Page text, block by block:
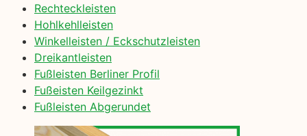
Rechteckleisten
Hohlkehlleisten
Winkelleisten / Eckschutzleisten
Dreikantleisten
Fußleisten Berliner Profil
Fußeisten Keilgezinkt
Fußleisten Abgerundet